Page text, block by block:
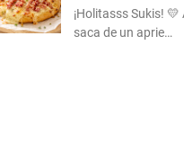
¡Holitasss Sukis!
saca de un aprie…